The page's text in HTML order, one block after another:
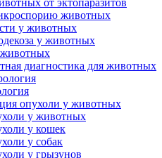
от эктопаразитов
животных
у животных
у животных
диагностика для животных
опухоли у животных
у животных
у кошек
у собак
у грызунов